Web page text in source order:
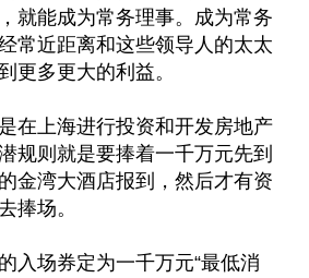
就能成为常务理事。成为常务
常近距离和这些领导人的太太
更多更大的利益。
在上海进行投资和开发房地产
规则就是要捧着一千万元先到
金湾大酒店报到，然后才有资
捧场。
入场券定为一千万元“最低消